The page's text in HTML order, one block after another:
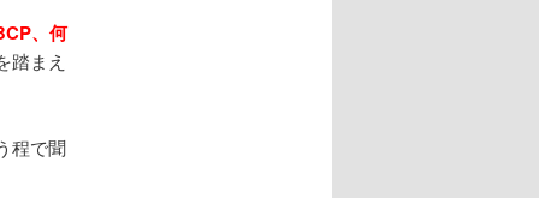
、何
踏まえ
程で聞